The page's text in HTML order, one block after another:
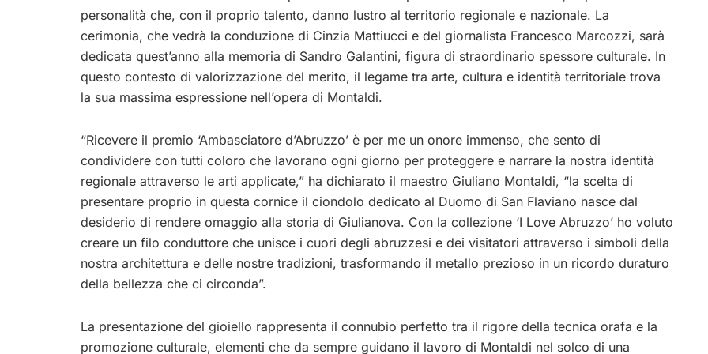
personalità che, con il proprio talento, danno lustro al territorio regionale e nazionale. La
cerimonia, che vedrà la conduzione di Cinzia Mattiucci e del giornalista Francesco Marcozzi, sarà
dedicata quest’anno alla memoria di Sandro Galantini, figura di straordinario spessore culturale. In
questo contesto di valorizzazione del merito, il legame tra arte, cultura e identità territoriale trova
la sua massima espressione nell’opera di Montaldi.
“Ricevere il premio ‘Ambasciatore d’Abruzzo’ è per me un onore immenso, che sento di
condividere con tutti coloro che lavorano ogni giorno per proteggere e narrare la nostra identità
regionale attraverso le arti applicate,” ha dichiarato il maestro Giuliano Montaldi, “la scelta di
presentare proprio in questa cornice il ciondolo dedicato al Duomo di San Flaviano nasce dal
desiderio di rendere omaggio alla storia di Giulianova. Con la collezione ‘I Love Abruzzo’ ho voluto
creare un filo conduttore che unisce i cuori degli abruzzesi e dei visitatori attraverso i simboli della
nostra architettura e delle nostre tradizioni, trasformando il metallo prezioso in un ricordo duraturo
della bellezza che ci circonda”.
La presentazione del gioiello rappresenta il connubio perfetto tra il rigore della tecnica orafa e la
promozione culturale, elementi che da sempre guidano il lavoro di Montaldi nel solco di una